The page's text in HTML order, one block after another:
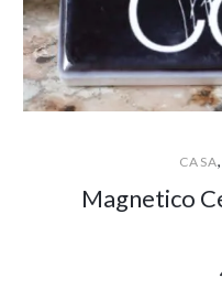
CASA,
Magnetico